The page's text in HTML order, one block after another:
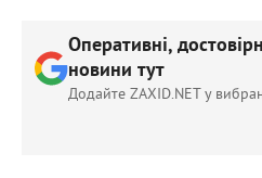
Оперативні,
новини тут
Додайте ZAXID.NET у